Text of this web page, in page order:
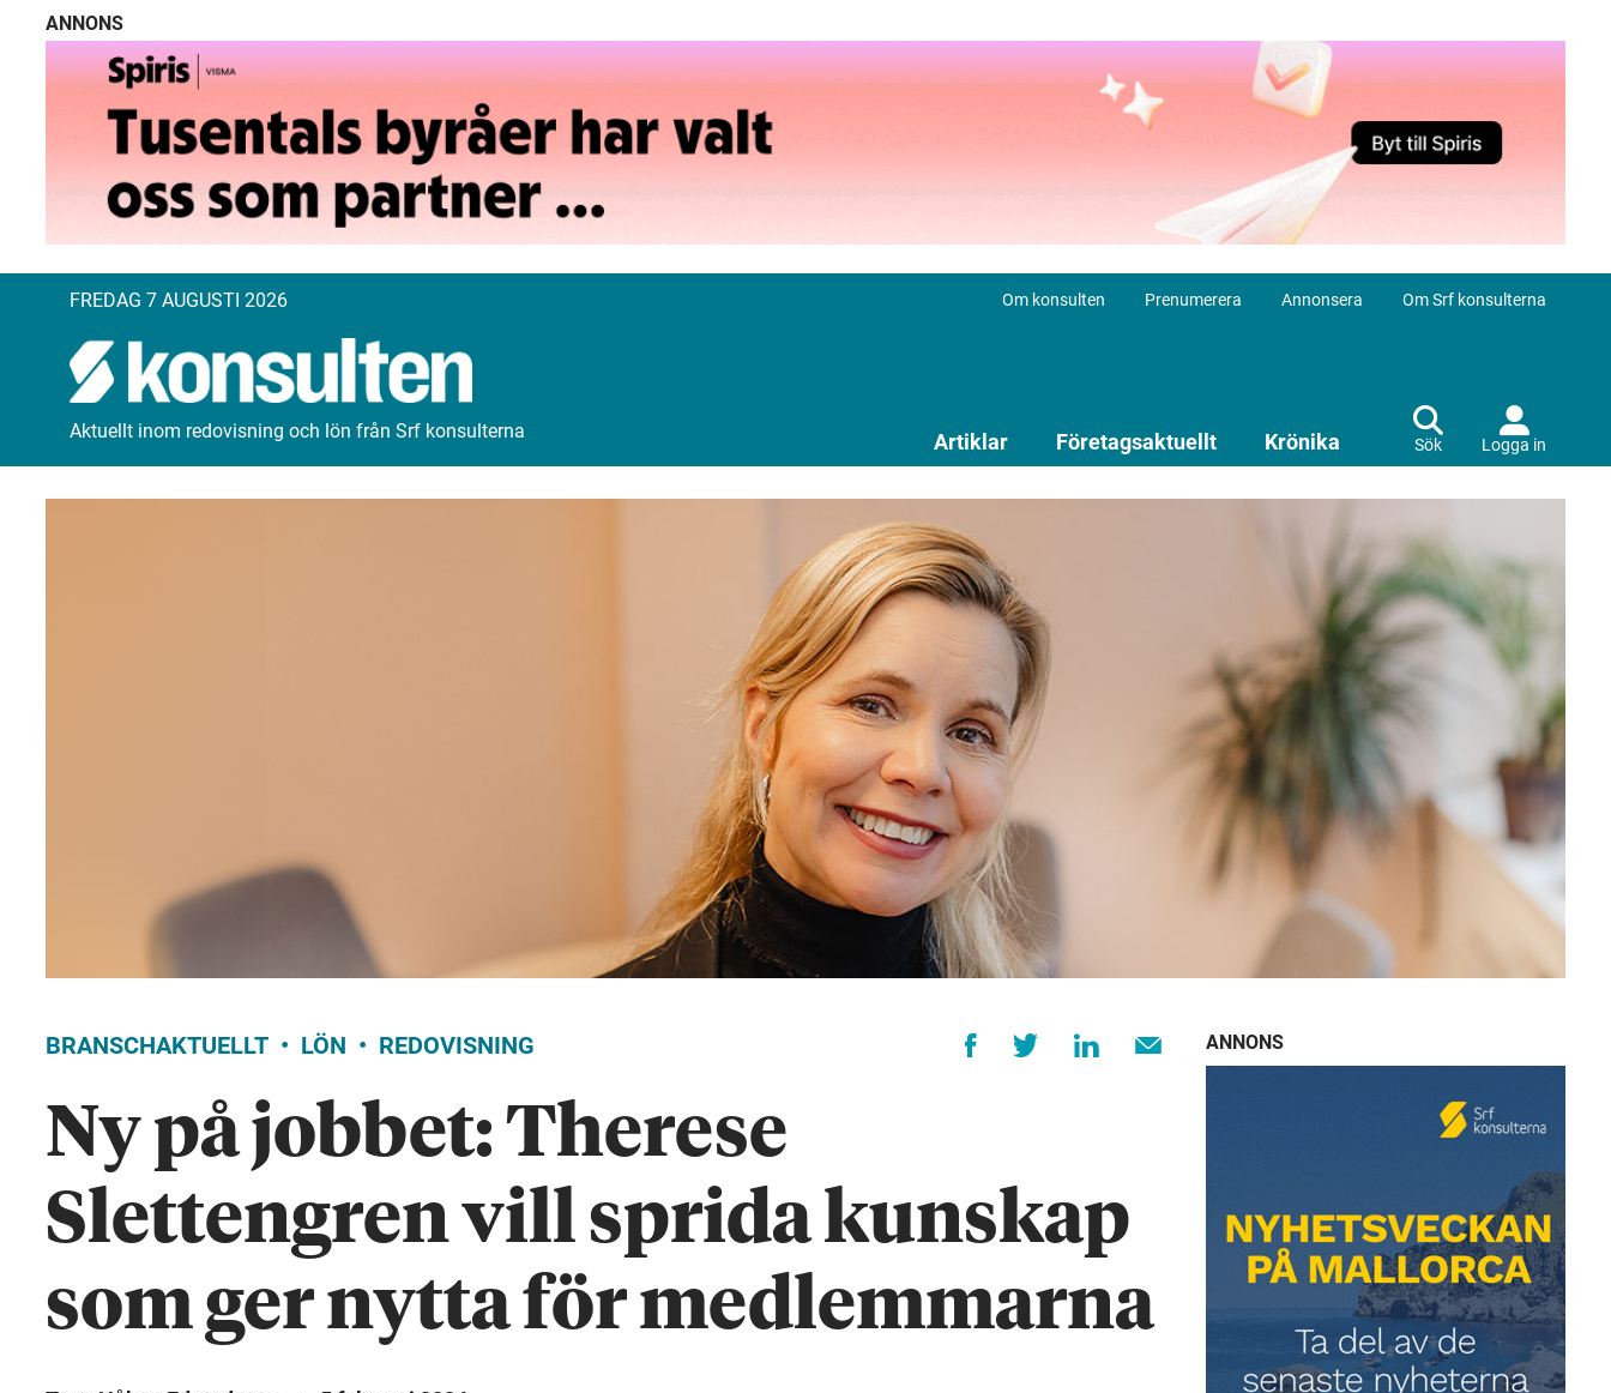
ANNONS
FREDAG 7 AUGUSTI 2026 Om konsulten Prenumerera Annonsera Om Srf konsulterna
Aktuellt inom redovisning och lön från Srf konsulterna Artiklar Företagsaktuellt Krönika Sök Logga in
BRANSCHAKTUELLT LÖN REDOVISNING
Ny på jobbet: Therese
Slettengren vill sprida kunskap
som ger nytta för medlemmarna
ANNONS